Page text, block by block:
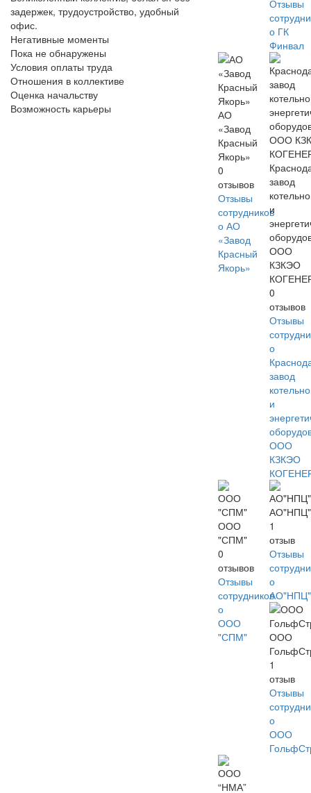
задержек, трудоустройство, удобный
офис.
Негативные моменты
Пока не обнаружены
Условия оплаты труда
Отношения в коллективе
Оценка начальству
Возможность карьеры
Отзывы
о ГК
Финвал
АО
«Завод
Красный
Якорь»
0
отзывов
Отзывы
сотрудников
о АО
«Завод
Красный
Якорь»
завод
и
ООО
КЗКЭО
0
отзывов
Отзывы
о
завод
и
ООО
КЗКЭО
ООО
"СПМ"
0
отзывов
Отзывы
сотрудников
о
ООО
"СПМ"
1
отзыв
Отзывы
о
ООО
1
отзыв
Отзывы
о
ООО